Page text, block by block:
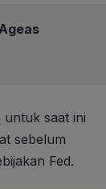
untuk saat ini
sebelum
Fed.